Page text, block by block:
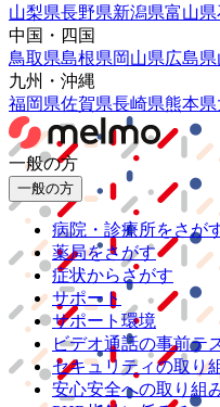
山梨県長野県新潟県富山県
中国・四国
鳥取県島根県岡山県広島県
九州・沖縄
福岡県佐賀県長崎県熊本県
一般の方
一般の方
病院・診療所をさが
薬局をさがす
症状からさがす
サポート
サポート環境
ビデオ通話の事前テ
セキュリティの取り
安心安全への取り組